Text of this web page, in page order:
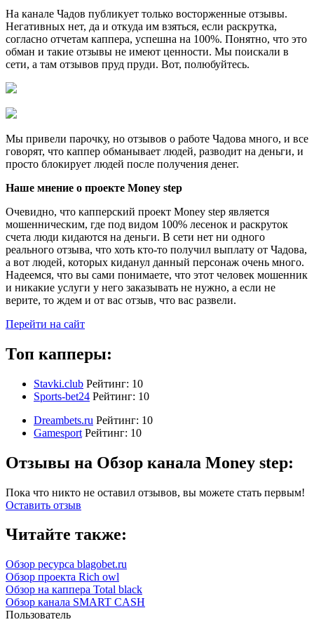
На канале Чадов публикует только восторженные отзывы.
Негативных нет, да и откуда им взяться, если раскрутка,
согласно отчетам каппера, успешна на 100%. Понятно, что это
обман и такие отзывы не имеют ценности. Мы поискали в
сети, а там отзывов пруд пруди. Вот, полюбуйтесь.
Мы привели парочку, но отзывов о работе Чадова много, и все
говорят, что каппер обманывает людей, разводит на деньги, и
просто блокирует людей после получения денег.
Наше мнение о проекте Money step
Очевидно, что капперский проект Money step является
мошенническим, где под видом 100% лесенок и раскруток
счета люди кидаются на деньги. В сети нет ни одного
реального отзыва, что хоть кто-то получил выплату от Чадова,
а вот людей, которых киданул данный персонаж очень много.
Надеемся, что вы сами понимаете, что этот человек мошенник
и никакие услуги у него заказывать не нужно, а если не
верите, то ждем и от вас отзыв, что вас развели.
Перейти на сайт
Топ капперы:
Stavki.club Рейтинг: 10
Sports-bet24 Рейтинг: 10
Dreambets.ru Рейтинг: 10
Gamesport Рейтинг: 10
Отзывы на Обзор канала Money step:
Пока что никто не оставил отзывов, вы можете стать первым!
Оставить отзыв
Читайте также:
Обзор ресурса blagobet.ru
Обзор проекта Rich owl
Обзор на каппера Total black
Обзор канала SMART CASH
Пользователь